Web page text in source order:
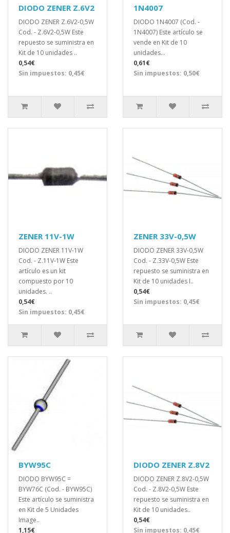
DIODO ZENER Z.6V2
DIODO ZENER Z.6V2-0,5W
Cod. - Z.6V2-0,5W Este
repuesto se suministra en
Kit de 10 unidades ..
0,54€
Sin impuestos: 0,45€
1N4007
DIODO 1N4007 (Cod. -
1N4007) Este artículo se
vende en Kit de 10
unidades...
0,61€
Sin impuestos: 0,50€
ZENER 11V-1W
DIODO ZENER 11V-1W
Cod. - Z.11V-1W Este
artículo es un kit
compuesto por 10
unidades. ..
0,54€
Sin impuestos: 0,45€
ZENER 33V-0,5W
DIODO ZENER 33V-0,5W
Cod. - Z.33V-0,5W Este
repuesto se suministra en
Kit de 10 unidades I..
0,54€
Sin impuestos: 0,45€
BYW95C
DIODO BYW95C =
BYW76C (Cod. - BYW95C)
Este artículo se suministra
en Kit de 5 Unidades
Image..
1,15€
DIODO ZENER Z.8V2
DIODO ZENER Z.8V2-0,5W
Cod. - Z.8V2-0,5W Este
repuesto se suministra en
Kit de 10 unidades..
0,54€
Sin impuestos: 0,45€